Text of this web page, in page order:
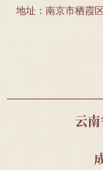
南京中医药大学
中国药科大学周素
南京中医药大学
地址：南京市栖霞
云